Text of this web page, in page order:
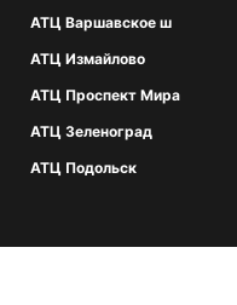
АТЦ Варшавское ш
АТЦ Измайлово
АТЦ Проспект Мира
АТЦ Зеленоград
АТЦ Подольск